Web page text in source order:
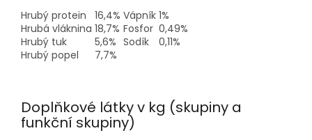
Hrubý protein 16,4% Vápník 1%
Hrubá vláknina 18,7% Fosfor 0,49%
Hrubý tuk
5,6% Sodík
0,11%
Hrubý popel
7,7%
Doplňkové látky v kg (skupiny a
funkční skupiny)